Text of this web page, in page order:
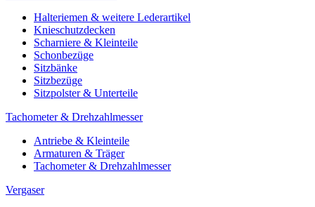
Halteriemen & weitere Lederartikel
Knieschutzdecken
Scharniere & Kleinteile
Schonbezüge
Sitzbänke
Sitzbezüge
Sitzpolster & Unterteile
Tachometer & Drehzahlmesser
Antriebe & Kleinteile
Armaturen & Träger
Tachometer & Drehzahlmesser
Vergaser